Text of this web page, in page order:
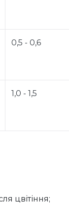
0,5 - 0,6
1,0 - 1,5
цвітіння;